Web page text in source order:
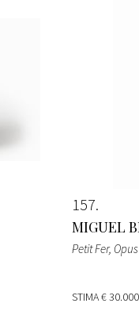
157
MIGUEL
Petit Fer,
STIMA€